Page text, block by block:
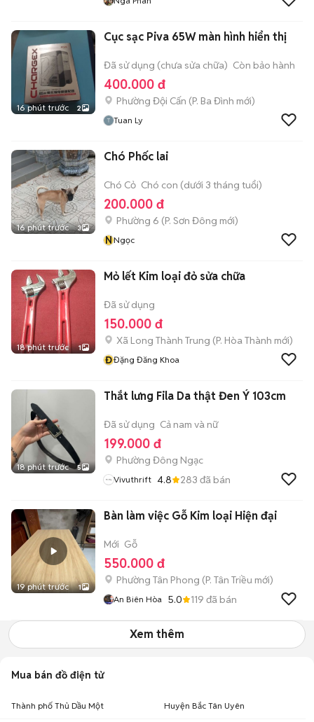
16 phút trước 2
Cục sạc Piva 65W màn hình hiển thị
Đã sử dụng (chưa sửa chữa) Còn bảo hành
400.000 đ
Phường Đội Cấn (P. Ba Đình mới)
Tuan Ly
16 phút trước 3
Chó Phốc lai
Chó Cỏ Chó con (dưới 3 tháng tuổi)
200.000 đ
Phường 6 (P. Sơn Đông mới)
NNgọc
18 phút trước 1
Mỏ lết Kim loại đỏ sửa chữa
Đã sử dụng
150.000 đ
Xã Long Thành Trung (P. Hòa Thành mới)
ĐĐặng Đăng Khoa
18 phút trước 5
Thắt lưng Fila Da thật Đen Ý 103cm
Đã sử dụng Cả nam và nữ
199.000 đ
Phường Đông Ngạc
Vivuthrift 4.8 283 đã bán
19 phút trước 1
Bàn làm việc Gỗ Kim loại Hiện đại
Mới Gỗ
550.000 đ
Phường Tân Phong (P. Tân Triều mới)
An Biên Hòa 5.0 119 đã bán
Xem thêm
Mua bán đồ điện tử
Thành phố Thủ Dầu Một Huyện Bắc Tân Uyên